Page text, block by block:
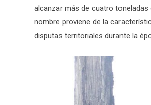
alcanzar más de cuatro
nombre proviene de la
disputas territoriales durante la